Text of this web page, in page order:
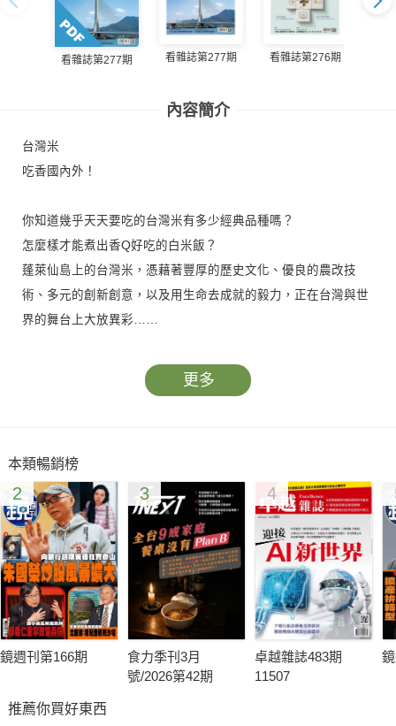
看雜誌第277期 看雜誌第277期 看雜誌第276期
內容簡介
台灣米
吃香國內外！
你知道幾乎天天要吃的台灣米有多少經典品種嗎？
怎麼樣才能煮出香Q好吃的白米飯？
蓬萊仙島上的台灣米，憑藉著豐厚的歷史文化、優良的農改技
術、多元的創新創意，以及用生命去成就的毅力，正在台灣與世
界的舞台上大放異彩……
更多
本類暢銷榜
2
鏡週刊第166期
3
食力季刊3月
號/2026第42期
4
卓越雜誌483期
11507
推薦你買好東西